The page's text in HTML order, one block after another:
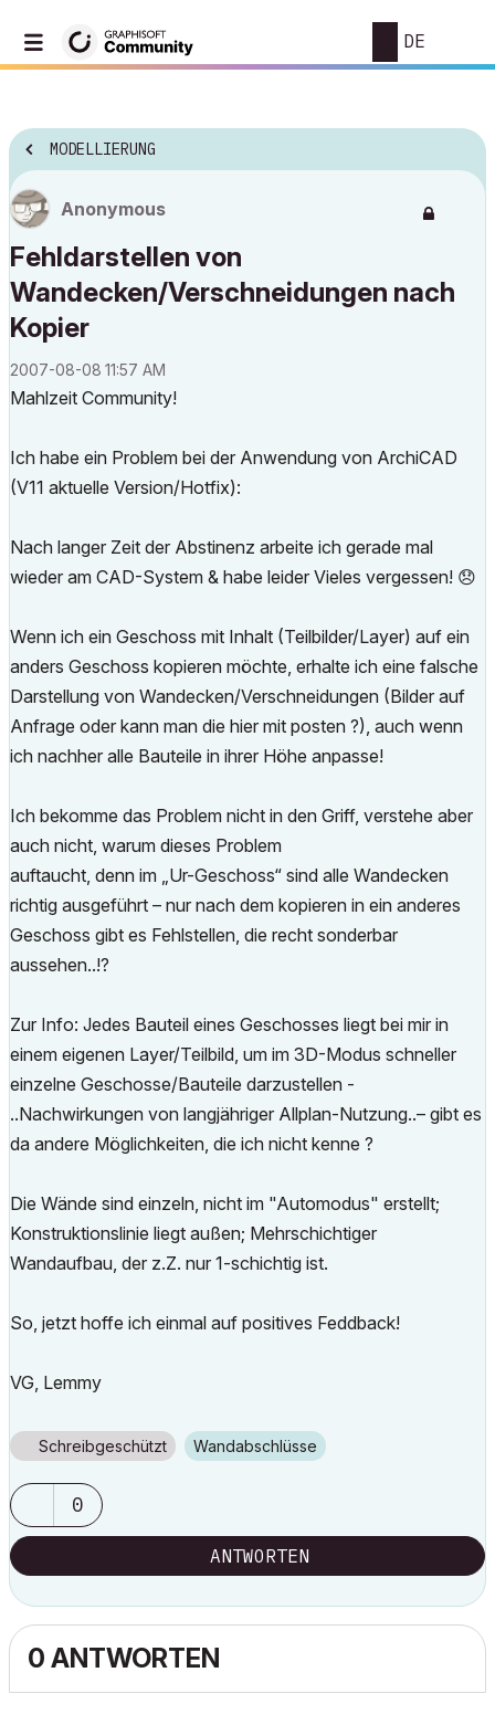
DE
MODELLIERUNG
Anonymous
Fehldarstellen von
Wandecken/Verschneidungen nach
Kopier
‎2007-08-08 11:57 AM
Mahlzeit Community!
Ich habe ein Problem bei der Anwendung von ArchiCAD
(V11 aktuelle Version/Hotfix):
Nach langer Zeit der Abstinenz arbeite ich gerade mal
wieder am CAD-System & habe leider Vieles vergessen! 😞
Wenn ich ein Geschoss mit Inhalt (Teilbilder/Layer) auf ein
anders Geschoss kopieren möchte, erhalte ich eine falsche
Darstellung von Wandecken/Verschneidungen (Bilder auf
Anfrage oder kann man die hier mit posten ?), auch wenn
ich nachher alle Bauteile in ihrer Höhe anpasse!
Ich bekomme das Problem nicht in den Griff, verstehe aber
auch nicht, warum dieses Problem
auftaucht, denn im „Ur-Geschoss“ sind alle Wandecken
richtig ausgeführt – nur nach dem kopieren in ein anderes
Geschoss gibt es Fehlstellen, die recht sonderbar
aussehen..!?
Zur Info: Jedes Bauteil eines Geschosses liegt bei mir in
einem eigenen Layer/Teilbild, um im 3D-Modus schneller
einzelne Geschosse/Bauteile darzustellen -
..Nachwirkungen von langjähriger Allplan-Nutzung..– gibt es
da andere Möglichkeiten, die ich nicht kenne ?
Die Wände sind einzeln, nicht im "Automodus" erstellt;
Konstruktionslinie liegt außen; Mehrschichtiger
Wandaufbau, der z.Z. nur 1-schichtig ist.
So, jetzt hoffe ich einmal auf positives Feddback!
VG, Lemmy
Schreibgeschützt Wandabschlüsse
0
ANTWORTEN
0 ANTWORTEN